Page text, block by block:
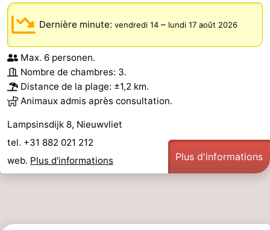
jeux
de
jeux
intérieures
Bowling
-
Parcours
de
mini-
golf
Centres
de
bien-
être
Villages
&
villes
Nature
Sports
Dernière minute: vendredi 14 – lundi 17 août 2026
Max. 6 personen.
Nombre de chambres: 3.
Distance de la plage: ±1,2 km.
Animaux admis après consultation.
Lampsinsdijk 8, Nieuwvliet
tel. +31 882 021 212
web. Plus d'informations Plus d'informations